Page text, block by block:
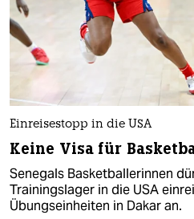
Einreisestopp in die USA
Keine Visa für
Senegals Basketballerinnen
Trainingslager in die USA
Übungseinheiten in Dakar an.